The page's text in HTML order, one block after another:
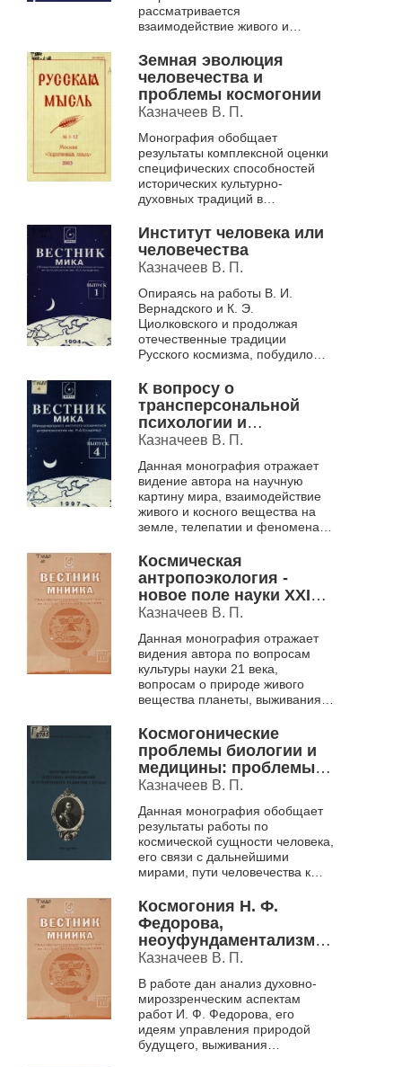
рассматривается
взаимодействие живого и
космические процессы
Земная эволюция
человечества и
проблемы космогонии
Казначеев В. П.
Монография обобщает
результаты комплексной оценки
специфических способностей
исторических культурно-
духовных традиций в
гипотезой палеонтологии и
антропогенеза человека
Институт человека или
человечества
Казначеев В. П.
Опираясь на работы В. И.
Вернадского и К. Э.
Циолковского и продолжая
отечественные традиции
Русского космизма, побудило
зарубежных стран с целью
организации Международно...
К вопросу о
трансперсональной
психологии и
перспективах машины
времени
Казначеев В. П.
Данная монография отражает
видение автора на научную
картину мира, взаимодействие
живого и косного вещества на
земле, телепатии и феноменам
Космическая
антропоэкология -
новое поле науки XXI
века
Казначеев В. П.
Данная монография отражает
видения автора по вопросам
культуры науки 21 века,
вопросам о природе живого
вещества планеты, выживания
Космогонические
проблемы биологии и
медицины: проблемы и
поиски
Казначеев В. П.
Данная монография обобщает
результаты работы по
космической сущности человека,
его связи с дальнейшими
мирами, пути человечества к
Космогония Н. Ф.
Федорова,
неоуфундаментализм и
философия вселенной
XXI века
Казначеев В. П.
В работе дан анализ духовно-
мироззренческим аспектам
работ И. Ф. Федорова, его
идеям управления природой
будущего, выживания